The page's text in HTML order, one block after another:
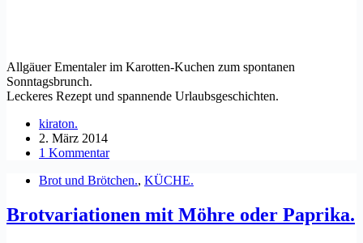
Allgäuer Ementaler im Karotten-Kuchen zum spontanen
Sonntagsbrunch.
Leckeres Rezept und spannende Urlaubsgeschichten.
kiraton.
2. März 2014
1 Kommentar
Brot und Brötchen., KÜCHE.
Brotvariationen mit Möhre oder Paprika.